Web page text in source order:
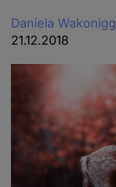
Daniela Wakonigg
21.12.2018